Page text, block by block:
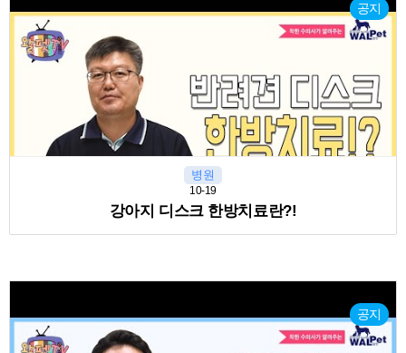
공지
병원
10-19
강아지 디스크 한방치료란?!
공지